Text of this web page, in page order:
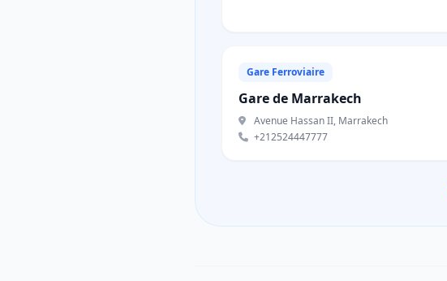
Gare Ferroviaire
Gare de Marrakech
Avenue Hassan II, Marrakech
+212524447777